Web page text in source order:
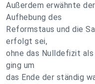
Außerdem erwähnte
Aufhebung des
Reformstaus und die
erfolgt sei,
ohne das Nulldefizit
ging um
das Ende der ständig